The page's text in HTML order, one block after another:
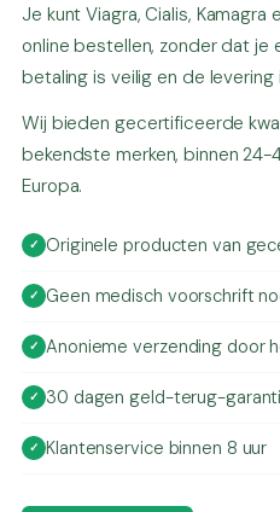
Je kunt Viagra, Cialis,
online bestellen, zonder dat
betaling is veilig en de levering
Wij bieden gecertificeerde
bekendste merken, binnen 24-
Europa.
Originele producten van
Geen medisch voorschrift
Anonieme verzending door
30 dagen geld-terug-
Klantenservice binnen 8 uur